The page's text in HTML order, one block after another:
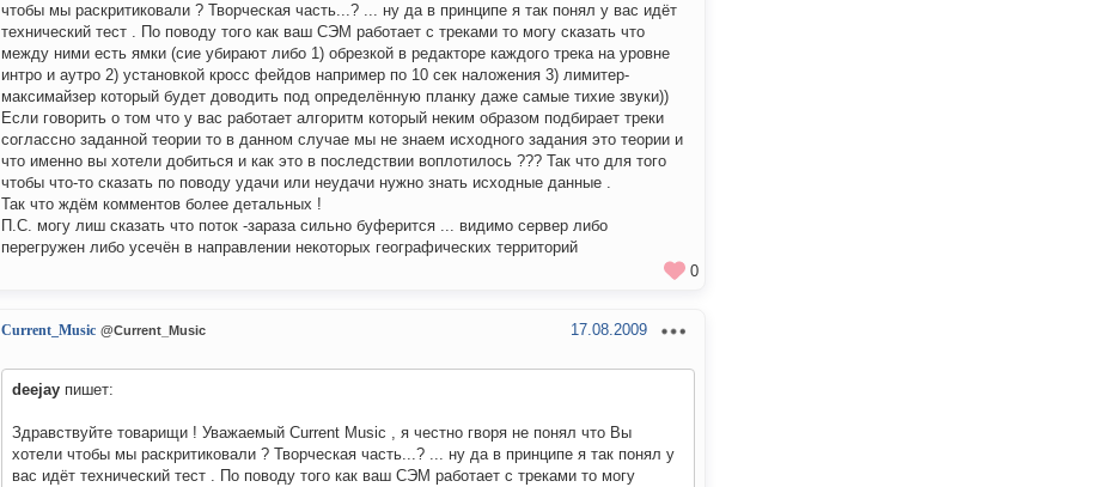
чтобы мы раскритиковали ? Творческая часть...? ... ну да в принципе я так понял у вас идёт
технический тест . По поводу того как ваш СЭМ работает с треками то могу сказать что
между ними есть ямки (сие убирают либо 1) обрезкой в редакторе каждого трека на уровне
интро и аутро 2) установкой кросс фейдов например по 10 сек наложения 3) лимитер-
максимайзер который будет доводить под определённую планку даже самые тихие звуки))
Если говорить о том что у вас работает алгоритм который неким образом подбирает треки
соглассно заданной теории то в данном случае мы не знаем исходного задания это теории и
что именно вы хотели добиться и как это в последствии воплотилось ??? Так что для того
чтобы что-то сказать по поводу удачи или неудачи нужно знать исходные данные .
Так что ждём комментов более детальных !
П.С. могу лиш сказать что поток -зараза сильно буферится ... видимо сервер либо
перегружен либо усечён в направлении некоторых географических территорий
0
Current_Music @Current_Music 17.08.2009
deejay пишет:
Здравствуйте товарищи ! Уважаемый Current Music , я честно гворя не понял что Вы
хотели чтобы мы раскритиковали ? Творческая часть...? ... ну да в принципе я так понял у
вас идёт технический тест . По поводу того как ваш СЭМ работает с треками то могу